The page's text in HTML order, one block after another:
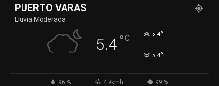
PUERTO VARAS
Lluvia Moderada
5.4°C 5.4°
5.4°
96 % 4.9kmh 99 %